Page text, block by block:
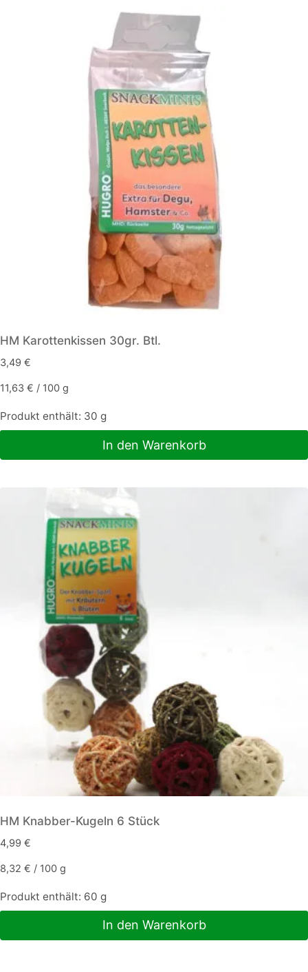
HM Karottenkissen 30gr. Btl.
3,49 €
11,63 € / 100 g
Produkt enthält: 30 g
In den Warenkorb
HM Knabber-Kugeln 6 Stück
4,99 €
8,32 € / 100 g
Produkt enthält: 60 g
In den Warenkorb